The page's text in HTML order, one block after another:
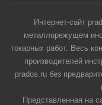
Интернет-сайт
металлорежущем
токарных работ. Весь
производителей
prados.ru без
Представленная на